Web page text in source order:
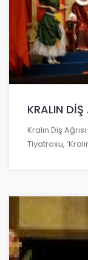
KRALIN DİŞ
Kralın Diş
Tiyatrosu,